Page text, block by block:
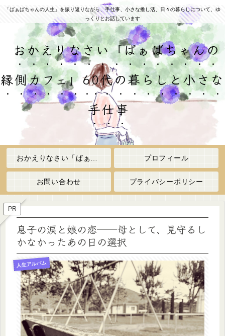
「ばぁばちゃんの人生」を振り返りながら、手仕事、小さな推し活、日々の暮らしについて、ゆ
っくりとお話しています
おかえりなさい「ばぁばちゃんの
縁側カフェ」60代の暮らしと小さな
手仕事
プロフィール
お問い合わせ プライバシーポリシー
PR
息子の涙と娘の恋──母として、見守るし
かなかったあの日の選択
人生アルバム